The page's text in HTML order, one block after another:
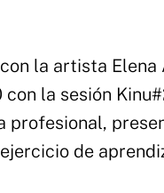
la artista
la sesión
profesional,
de